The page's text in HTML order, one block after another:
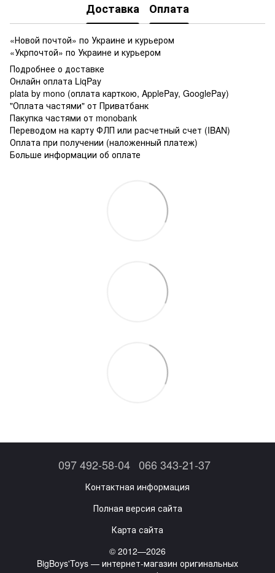
Доставка Оплата
«Новой почтой» по Украине и курьером
«Укрпочтой» по Украине и курьером
Подробнее о доставке
Онлайн оплата LiqPay
plata by mono (оплата карткою, ApplePay, GooglePay)
"Оплата частями" от Приватбанк
Пакупка частями от monobank
Переводом на карту ФЛП или расчетный счет (IBAN)
Оплата при получении (наложенный платеж)
Больше информации об оплате
097 492-58-04 066 343-21-37
Контактная информация
Полная версия сайта
Карта сайта
© 2012—2026
BigBoys'Toys — интернет-магазин оригинальных